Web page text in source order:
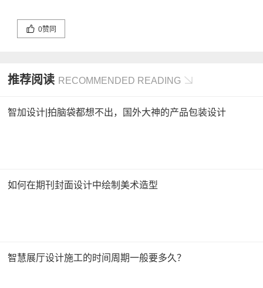
0赞同
推荐阅读 RECOMMENDED READING
智加设计|拍脑袋都想不出，国外大神的产品包装设计
如何在期刊封面设计中绘制美术造型
智慧展厅设计施工的时间周期一般要多久？